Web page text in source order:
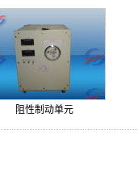
阻性制动单元